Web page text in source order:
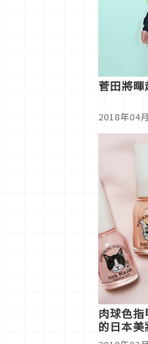
菅田將
2018年04
肉球色
的日本